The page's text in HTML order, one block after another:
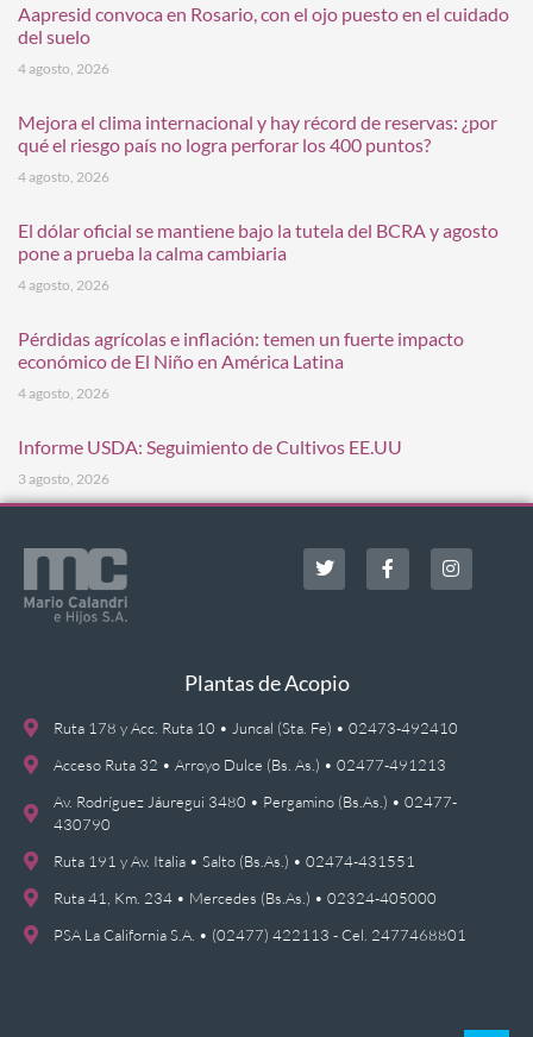
Aapresid convoca en Rosario, con el ojo puesto en el cuidado
del suelo
4 agosto, 2026
Mejora el clima internacional y hay récord de reservas: ¿por
qué el riesgo país no logra perforar los 400 puntos?
4 agosto, 2026
El dólar oficial se mantiene bajo la tutela del BCRA y agosto
pone a prueba la calma cambiaria
4 agosto, 2026
Pérdidas agrícolas e inflación: temen un fuerte impacto
económico de El Niño en América Latina
4 agosto, 2026
Informe USDA: Seguimiento de Cultivos EE.UU
3 agosto, 2026
Plantas de Acopio
Ruta 178 y Acc. Ruta 10 • Juncal (Sta. Fe) • 02473-492410
Acceso Ruta 32 • Arroyo Dulce (Bs. As.) • 02477-491213
Av. Rodríguez Jáuregui 3480 • Pergamino (Bs.As.) • 02477-
430790
Ruta 191 y Av. Italia • Salto (Bs.As.) • 02474-431551
Ruta 41, Km. 234 • Mercedes (Bs.As.) • 02324-405000
PSA La California S.A. • (02477) 422113 - Cel. 2477468801